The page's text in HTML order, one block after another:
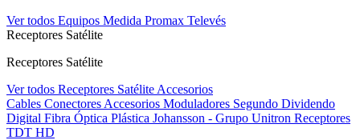
Ver todos Equipos Medida Promax Televés
Receptores Satélite
Receptores Satélite
Ver todos Receptores Satélite Accesorios
Cables Conectores Accesorios Moduladores Segundo Dividendo
Digital Fibra Óptica Plástica Johansson - Grupo Unitron Receptores
TDT HD